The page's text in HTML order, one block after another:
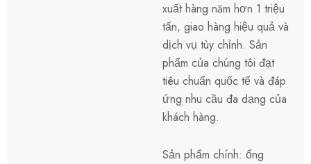
xuất hàng năm hơn 1 triệu
tấn, giao hàng hiệu quả và
dịch vụ tùy chỉnh. Sản
phẩm của chúng tôi đạt
tiêu chuẩn quốc tế và đáp
ứng nhu cầu đa dạng của
khách hàng.
Sản phẩm chính: ống